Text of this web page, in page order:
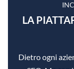
LA
Dietro ogni